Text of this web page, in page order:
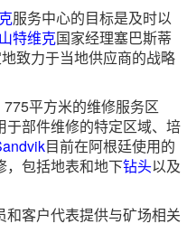
服务中心的目标是及时以
山特维克国家经理塞巴斯蒂
致力于当地供应商的战略
平方米的维修服务区
于部件维修的特定区域、培
目前在阿根廷使用的
，包括地表和地下钻头以及
和客户代表提供与矿场相关